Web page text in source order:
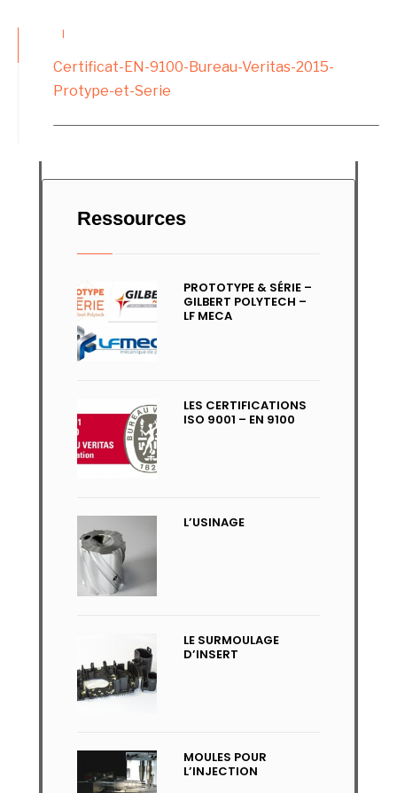
|
Certificat-EN-9100-Bureau-Veritas-2015-
Protype-et-Serie
Ressources
PROTOTYPE & SÉRIE –
GILBERT POLYTECH –
LF MECA
LES CERTIFICATIONS
ISO 9001 – EN 9100
L’USINAGE
LE SURMOULAGE
D’INSERT
MOULES POUR
L’INJECTION